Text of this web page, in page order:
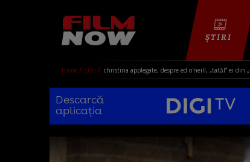
ȘTIRI
home stiri christina applegate, despre ed o'neill, „tatăl” ei din
Descarcă
aplicația